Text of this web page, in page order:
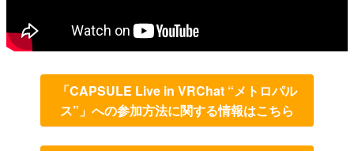
「CAPSULE Live in VRChat “メトロパル
ス”」への参加方法に関する情報はこちら